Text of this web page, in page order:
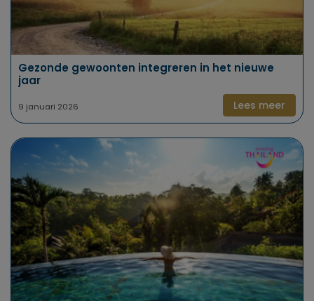
Gezonde gewoonten integreren in het nieuwe
jaar
9 januari 2026 Lees meer